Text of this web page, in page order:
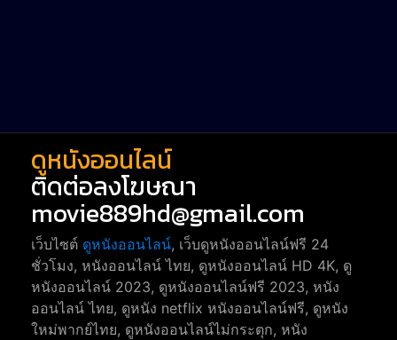
ดูหนังออนไลน์
ติดต่อลงโฆษณา
movie889hd@gmail.com
เว็บไซต์ ดูหนังออนไลน์, เว็บดูหนังออนไลน์ฟรี 24
ชั่วโมง, หนังออนไลน์ ไทย, ดูหนังออนไลน์ HD 4K, ดู
หนังออนไลน์ 2023, ดูหนังออนไลน์ฟรี 2023, หนัง
ออนไลน์ ไทย, ดูหนัง netflix หนังออนไลน์ฟรี, ดูหนัง
ใหม่พากย์ไทย, ดูหนังออนไลน์ไม่กระตุก, หนัง